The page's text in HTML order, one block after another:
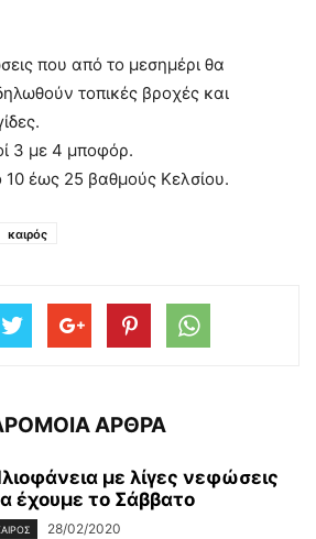
που από το μεσημέρι θα
τοπικές βροχές και
3 με 4 μποφόρ.
10 έως 25 βαθμούς Κελσίου.
καιρός
ΑΡΘΡΑ
με λίγες νεφώσεις
έχουμε το Σάββατο
28/02/2020